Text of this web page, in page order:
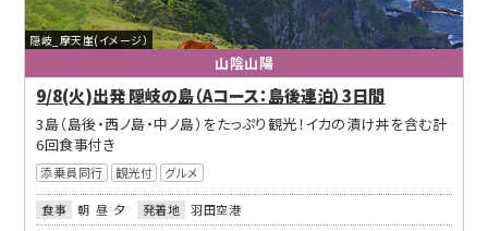
山陰山陽
隠岐_摩天崖(イメージ）
9/8(火)出発 隠岐の島（Aコース：島後連泊）3日間
3島（島後・西ノ島・中ノ島）をたっぷり観光！イカの漬け丼を含む計
6回食事付き
添乗員同行 観光付 グルメ
食事 朝 昼 夕 発着地 羽田空港